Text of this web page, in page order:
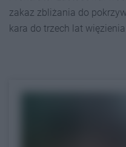
zakaz zbliżania do
kara do trzech lat więzienia.